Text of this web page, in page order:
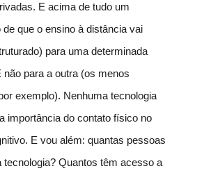
E acima de tudo um
de que o ensino à distância vai
para uma determinada
não para a outra (os menos
exemplo). Nenhuma tecnologia
importância do contato físico no
E vou além: quantas pessoas
tecnologia? Quantos têm acesso a